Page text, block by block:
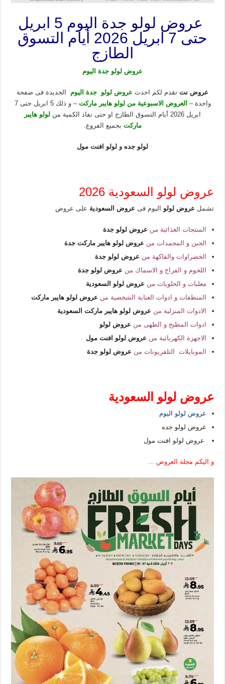
عروض لولو جدة اليوم 5 ابريل
حتى 7 ابريل 2026 أيام التسوق
الطازج
عروض لولو جدة اليوم
عروض نتتقدم لكم احدث عروض لولو جدة اليوم
الجديدة فى صفحة
واحدة – العروض الاسبوعية من لولو هايبر ماركت
– و ذلك 5 ابريل حتى 7
ابريل 2026 أيام التسوق الطازج او حتى نفاذ الكمية من
لولو هايبر
ماركت بجميع الفروع.
لولو جدهو لولو افنت مول
عروض لولو السعودية 2026
تشمل عروض لولو اليوم فى عروض السعوديةعلى عروض
المنتجات الغذائية من عروض لولو جدة
الجبن و المجمدات من عروض لولو هايبر ماركت جدة
الخضراوات والفاكهة من عروض لولو جدة
اللحوم و الفراخ و الاسماك من عروض لولو جدة
معلبات و الحلويات من عروض لولو السعودية
المنظفات و ادوات العناية الشخصية من عروض لولو هايبر ماركت
الادوات المنزلية من عروض لولو هايبر ماركت السعودية
ادوات المطبخ و الطهى من عروض لولو
الاجهزة الكهربائية من عروض لولو افنت مول
الموبايلات التلفزيونات من عروض لولو جدة
عروض لولو السعودية
عروض لولو اليوم
عروض لولو جده
عروض لولو افنت مول
و اليكم مجلة العروض …